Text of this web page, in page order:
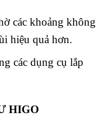
các khoảng không
hiệu quả hơn.
các dụng cụ lắp
HIGO